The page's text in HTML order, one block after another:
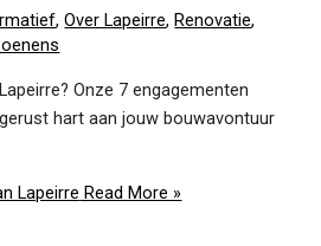
,Over Lapeirre, Renovatie,
Onze 7 engagementen
hart aan jouw bouwavontuur
Lapeirre Read More »